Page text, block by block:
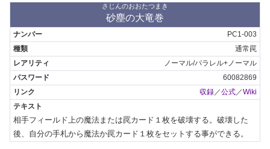
さじんのおおたつまき
砂塵の大竜巻
PC1-003
通常罠
ノーマル/パラレル+ノーマル
60082869
収録 ／公式 ／Wiki
相手フィールド上の魔法または罠カード１枚を破壊する。破壊した
後、自分の手札から魔法か罠カード１枚をセットする事ができる。